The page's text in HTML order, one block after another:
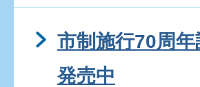
市制施行70周
発売中